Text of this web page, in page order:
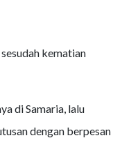
kematian
di Samaria, lalu
dengan berpesan